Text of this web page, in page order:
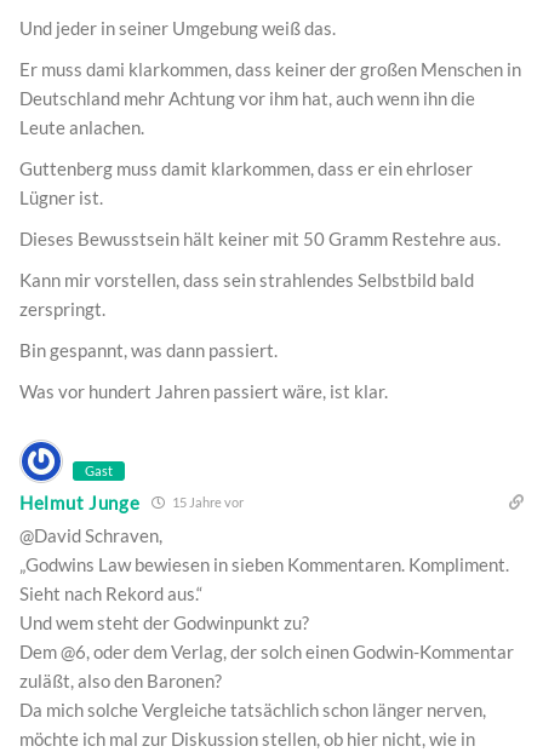
Und jeder in seiner Umgebung weiß das.
Er muss dami klarkommen, dass keiner der großen Menschen in
Deutschland mehr Achtung vor ihm hat, auch wenn ihn die
Leute anlachen.
Guttenberg muss damit klarkommen, dass er ein ehrloser
Lügner ist.
Dieses Bewusstsein hält keiner mit 50 Gramm Restehre aus.
Kann mir vorstellen, dass sein strahlendes Selbstbild bald
zerspringt.
Bin gespannt, was dann passiert.
Was vor hundert Jahren passiert wäre, ist klar.
Gast
Helmut Junge 15 Jahre vor
@David Schraven,
„Godwins Law bewiesen in sieben Kommentaren. Kompliment.
Sieht nach Rekord aus.“
Und wem steht der Godwinpunkt zu?
Dem @6, oder dem Verlag, der solch einen Godwin-Kommentar
zuläßt, also den Baronen?
Da mich solche Vergleiche tatsächlich schon länger nerven,
möchte ich mal zur Diskussion stellen, ob hier nicht, wie in